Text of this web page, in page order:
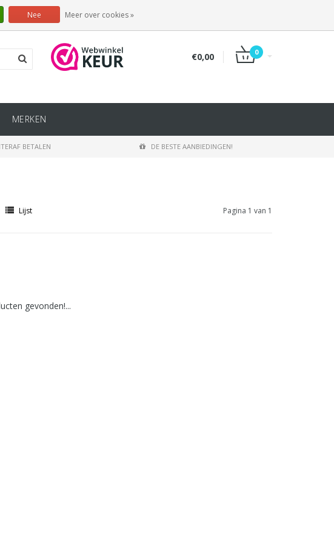
€0,00 0
MERKEN
BETALEN DE BESTE AANBIEDINGEN!
Lijst Pagina 1 van 1
gevonden!...
Nee Meer over cookies »